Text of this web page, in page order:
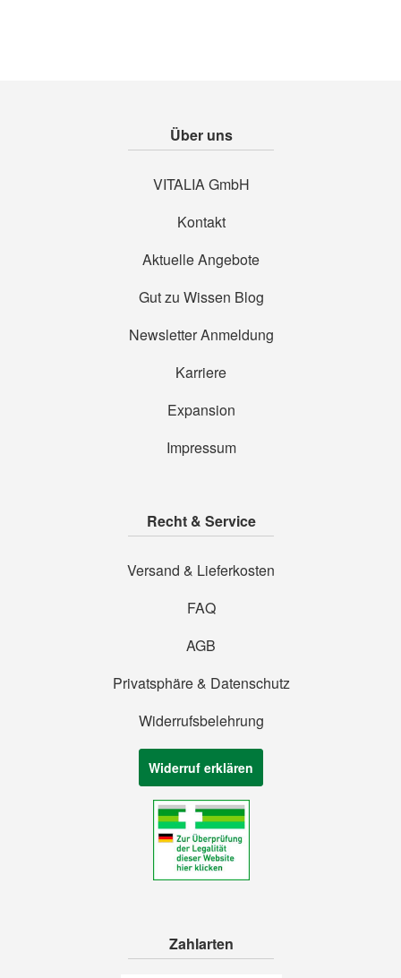
Über uns
VITALIA GmbH
Kontakt
Aktuelle Angebote
Gut zu Wissen Blog
Newsletter Anmeldung
Karriere
Expansion
Impressum
Recht & Service
Versand & Lieferkosten
FAQ
AGB
Privatsphäre & Datenschutz
Widerrufsbelehrung
Widerruf erklären
Zahlarten